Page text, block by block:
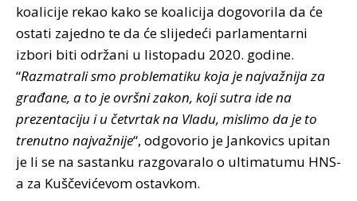
koalicije rekao kako se koalicija dogovorila da će
ostati zajedno te da će slijedeći parlamentarni
izbori biti održani u listopadu 2020. godine.
“Razmatrali smo problematiku koja je najvažnija za
građane, a to je ovršni zakon, koji sutra ide na
prezentaciju i u četvrtak na Vladu, mislimo da je to
trenutno najvažnije“, odgovorio je Jankovics upitan
je li se na sastanku razgovaralo o ultimatumu HNS-
a za Kuščevićevom ostavkom.